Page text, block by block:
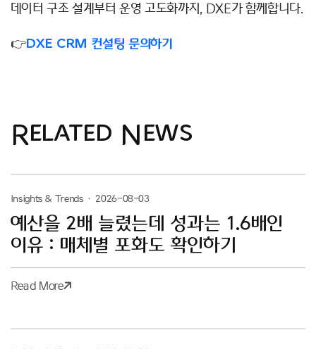
데이터 구조 설계부터 운영 고도화까지, DXE가 함께합니다.
👉DXE CRM 컨설팅 문의하기
Related News
Insights & Trends·2026-08-03
예산을 2배 늘렸는데 성과는 1.6배인
이유 : 매체별 포화도 확인하기
Read More